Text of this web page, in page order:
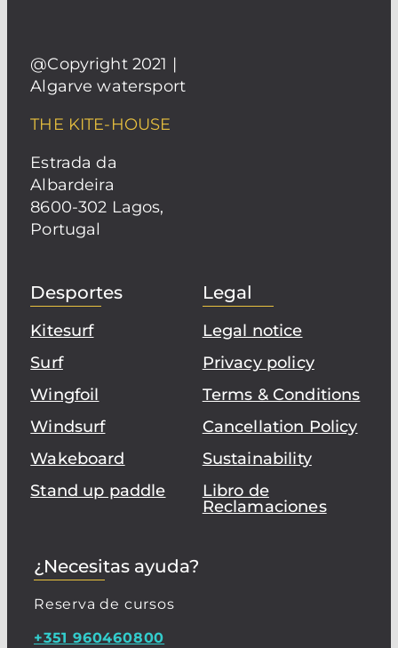
@Copyright 2021 |
Algarve watersport
THE KITE-HOUSE
Estrada da
Albardeira
8600-302 Lagos,
Portugal
Desportes
Kitesurf
Surf
Wingfoil
Windsurf
Wakeboard
Stand up paddle
Legal
Legal notice
Privacy policy
Terms & Conditions
Cancellation Policy
Sustainability
Libro de
Reclamaciones
¿Necesitas ayuda?
Reserva de cursos
+351 960460800